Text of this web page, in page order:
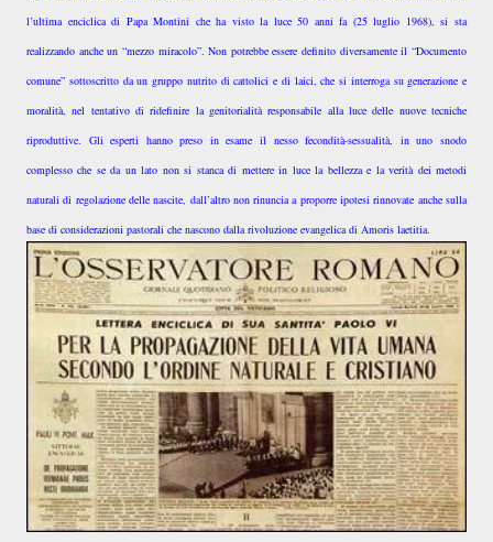
l’ultima enciclica di Papa Montini che ha visto la luce 50 anni fa (25 luglio 1968), si sta
realizzando anche un “mezzo miracolo”. Non potrebbe essere definito diversamente il “Documento
comune” sottoscritto da un gruppo nutrito di cattolici e di laici, che si interroga su generazione e
moralità, nel tentativo di ridefinire la genitorialità responsabile alla luce delle nuove tecniche
riproduttive. Gli esperti hanno preso in esame il nesso fecondità-sessualità, in uno snodo
complesso che se da un lato non si stanca di mettere in luce la bellezza e la verità dei metodi
naturali di regolazione delle nascite, dall’altro non rinuncia a proporre ipotesi rinnovate anche sulla
base di considerazioni pastorali che nascono dalla rivoluzione evangelica di Amoris laetitia.